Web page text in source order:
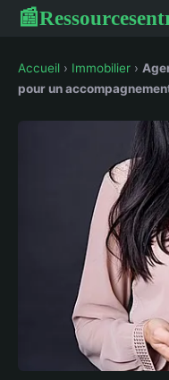
📰
Accueil › Immobilier ›
pour un